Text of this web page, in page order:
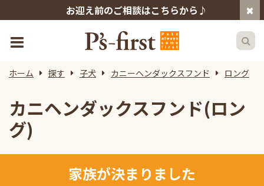
お迎え前のご相談はこちらから♪
ホーム 探す 子犬 カニーヘンダックスフンド ロング
カニヘンダックスフンド(ロン
グ)
家族が決まりました